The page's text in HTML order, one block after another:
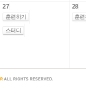
27
훈련하기
스터디
28
훈련